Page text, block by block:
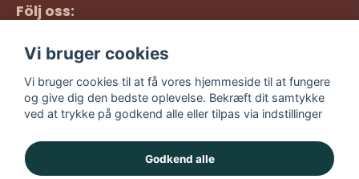
Följ oss:
Facebook
TikTok
YouTube
kr
Vi bruger cookies
Vi bruger cookies til at få vores hjemmeside til at fungere
og give dig den bedste oplevelse. Bekræft dit samtykke
ved at trykke på godkend alle eller tilpas via indstillinger
Godkend alle